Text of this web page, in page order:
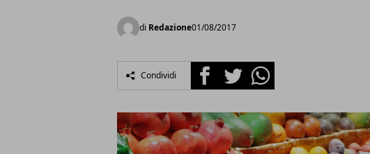
di Redazione01/08/2017
Condividi FacebookTwitterWhatsapp